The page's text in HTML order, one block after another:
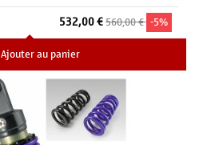
532,00 €560,00 € -5%
Ajouter au panier